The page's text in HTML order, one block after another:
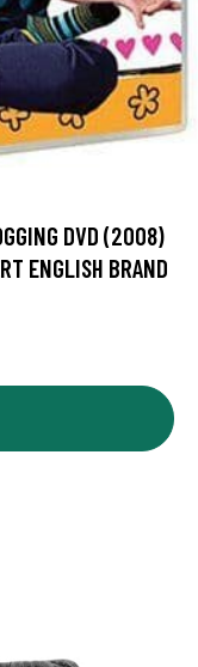
DVD (2008)
ENGLISH BRAND